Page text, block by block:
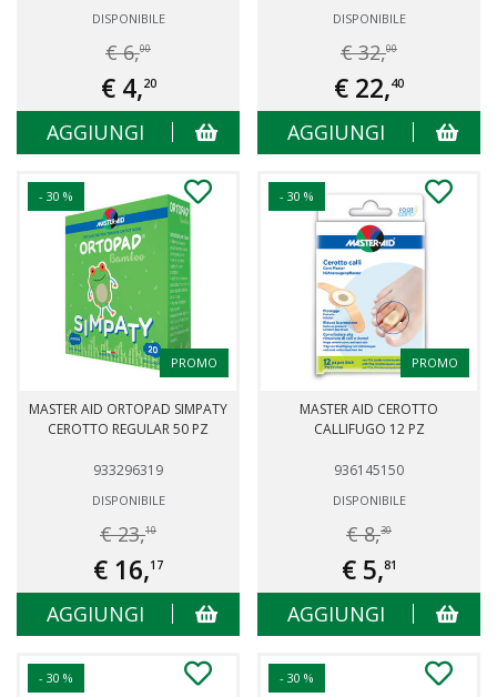
DISPONIBILE
€ 6,00
€ 4,20
AGGIUNGI
DISPONIBILE
€ 32,00
€ 22,40
AGGIUNGI
- 30 %
PROMO
MASTER AID ORTOPAD SIMPATY
CEROTTO REGULAR 50 PZ
933296319
DISPONIBILE
€ 23,10
€ 16,17
AGGIUNGI
- 30 %
PROMO
MASTER AID CEROTTO
CALLIFUGO 12 PZ
936145150
DISPONIBILE
€ 8,30
€ 5,81
AGGIUNGI
- 30 % - 30 %